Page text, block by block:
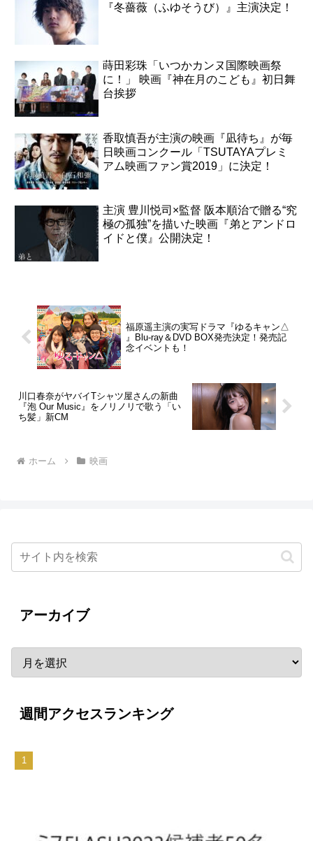
『冬薔薇（ふゆそうび）』主演決定！
蒔田彩珠「いつかカンヌ国際映画祭
に！」 映画『神在月のこども』初日舞
台挨拶
香取慎吾が主演の映画『凪待ち』が毎
日映画コンクール「TSUTAYAプレミ
アム映画ファン賞2019」に決定！
主演 豊川悦司×監督 阪本順治で贈る“究
極の孤独”を描いた映画『弟とアンドロ
イドと僕』公開決定！
福原遥主演の実写ドラマ『ゆるキャン△
』Blu-ray＆DVD BOX発売決定！発売記
念イベントも！
川口春奈がヤバイTシャツ屋さんの新曲
『泡 Our Music』をノリノリで歌う「い
ち髪」新CM
ホーム 映画
アーカイブ
週間アクセスランキング